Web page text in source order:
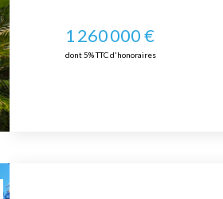
1 260 000 €
dont 5% TTC d'honoraires